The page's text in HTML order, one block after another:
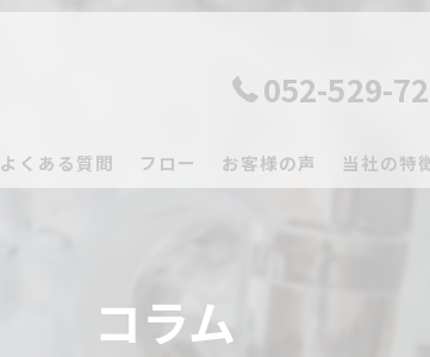
052-529-
よくある質問 フロー お客様の声 当社の特
コラム